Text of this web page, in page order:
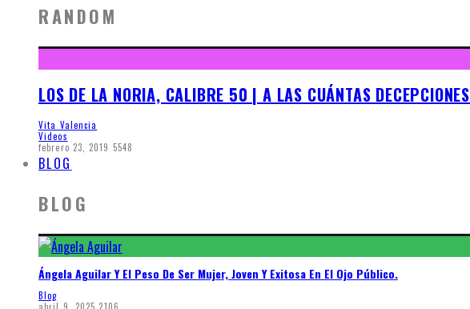
RANDOM
LOS DE LA NORIA, CALIBRE 50 | A LAS CUÁNTAS DECEPCIONES
Vita Valencia
Videos
febrero 23, 2019 5548
BLOG
BLOG
Ángela Aguilar Y El Peso De Ser Mujer, Joven Y Exitosa En El Ojo Público.
Blog